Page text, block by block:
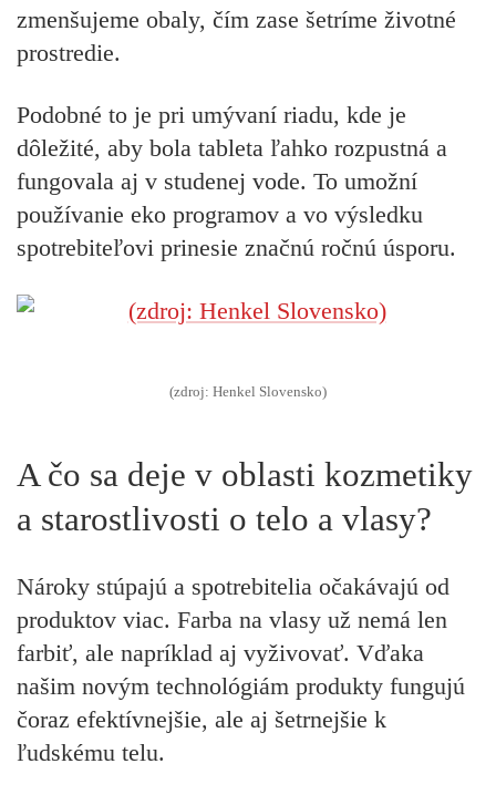
zmenšujeme obaly, čím zase šetríme životné
prostredie.
Podobné to je pri umývaní riadu, kde je
dôležité, aby bola tableta ľahko rozpustná a
fungovala aj v studenej vode. To umožní
používanie eko programov a vo výsledku
spotrebiteľovi prinesie značnú ročnú úsporu.
(zdroj: Henkel Slovensko)
A čo sa deje v oblasti kozmetiky
a starostlivosti o telo a vlasy?
Nároky stúpajú a spotrebitelia očakávajú od
produktov viac. Farba na vlasy už nemá len
farbiť, ale napríklad aj vyživovať. Vďaka
našim novým technológiám produkty fungujú
čoraz efektívnejšie, ale aj šetrnejšie k
ľudskému telu.